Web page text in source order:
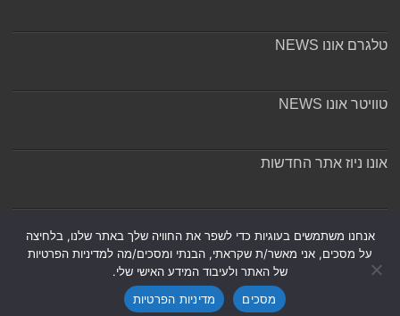
טלגרם אונו NEWS
טוויטר אונו NEWS
אונו ניוז אתר החדשות
אנחנו משתמשים בעוגיות כדי לשפר את החוויה שלך באתר שלנו, בלחיצה
על מסכים, אני מאשר/ת שקראתי, הבנתי ומסכים/מה למדיניות הפרטיות
של האתר ולעיבוד המידע האישי שלי.
מסכים
מדיניות הפרטיות